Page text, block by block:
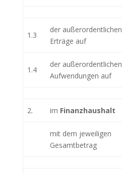
1.3
der außerordentlichen
Erträge auf
1.4
der außerordentlichen
Aufwendungen auf
2. im Finanzhaushalt
mit dem jeweiligen
Gesamtbetrag